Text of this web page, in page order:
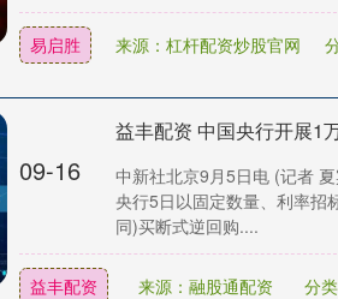
易启胜 来源：杠杆配资炒股官网
09-16
益丰配资 中国央行开展1
中新社北京9月5日电 (记者
央行5日以固定数量、利率招
同)买断式逆回购....
益丰配资 来源：融股通配资 分